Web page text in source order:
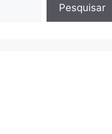
Pesquisar